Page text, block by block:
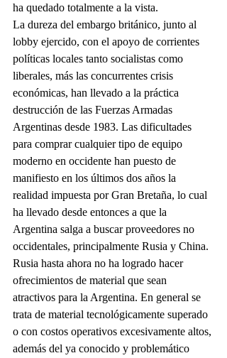
ha quedado totalmente a la vista.
La dureza del embargo británico, junto al
lobby ejercido, con el apoyo de corrientes
políticas locales tanto socialistas como
liberales, más las concurrentes crisis
económicas, han llevado a la práctica
destrucción de las Fuerzas Armadas
Argentinas desde 1983. Las dificultades
para comprar cualquier tipo de equipo
moderno en occidente han puesto de
manifiesto en los últimos dos años la
realidad impuesta por Gran Bretaña, lo cual
ha llevado desde entonces a que la
Argentina salga a buscar proveedores no
occidentales, principalmente Rusia y China.
Rusia hasta ahora no ha logrado hacer
ofrecimientos de material que sean
atractivos para la Argentina. En general se
trata de material tecnológicamente superado
o con costos operativos excesivamente altos,
además del ya conocido y problemático